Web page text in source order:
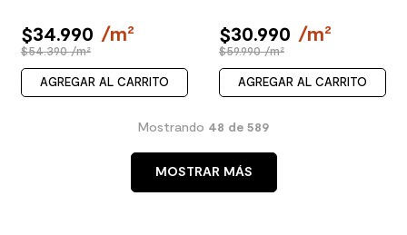
$34.990 /m²
$54.390 /m²
AGREGAR AL CARRITO
$30.990 /m²
$59.990 /m²
AGREGAR AL CARRITO
Mostrando 48 de 589
MOSTRAR MÁS